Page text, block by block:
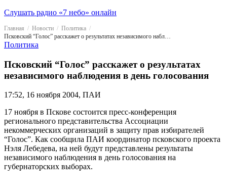
Слушать радио «7 небо» онлайн
Главная Новости
Политика
Псковский “Голос” расскажет о результатах независимого наблюдения в день голосования
Политика
Псковский “Голос” расскажет о результатах
независимого наблюдения в день голосования
17:52, 16 ноября 2004, ПАИ
17 ноября в Пскове состоится пресс-конференция
регионального представительства Ассоциации
некоммерческих организаций в защиту прав избирателей
“Голос”. Как сообщила ПАИ координатор псковского проекта
Нэля Лебедева, на ней будут представлены результаты
независимого наблюдения в день голосования на
губернаторских выборах.